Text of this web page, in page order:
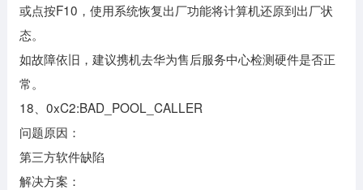
或点按F10，使用系统恢复出厂功能将计算机还原到出厂状
态。
如故障依旧，建议携机去华为售后服务中心检测硬件是否正
常。
18、0xC2:BAD_POOL_CALLER
问题原因：
第三方软件缺陷
解决方案：